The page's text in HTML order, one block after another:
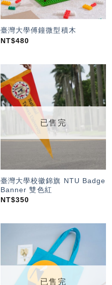
臺灣大學傅鐘微型積木
NT$480
加入
「願
望輕
已售完
臺灣大學校徽錦旗 NTU Badge
Banner 雙色紅
NT$350
望輕
已售完